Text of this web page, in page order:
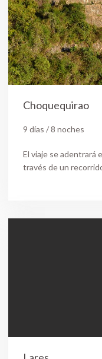
Choquequirao
9 días / 8 noches
El viaje se adentrará
través de un